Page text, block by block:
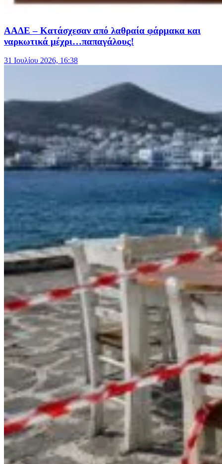
ΑΑΔΕ – Κατάσχεσαν από λαθραία φάρμακα και
ναρκωτικά μέχρι…παπαγάλους!
31 Ιουλίου 2026, 16:38